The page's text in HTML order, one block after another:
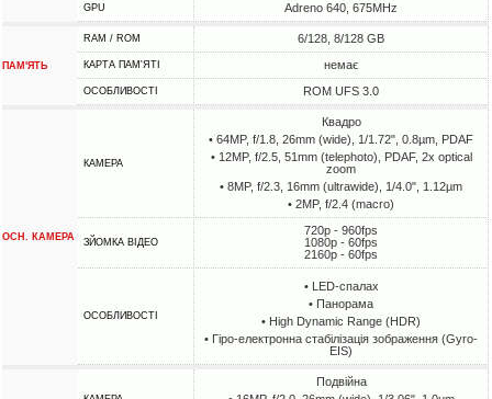
GPU Adreno 640, 675MHz
ПАМ'ЯТЬ
RAM / ROM 6/128, 8/128 GB
КАРТА ПАМ'ЯТІ немає
ОСОБЛИВОСТІ ROM UFS 3.0
ОСН. КАМЕРА
КАМЕРА
Квадро
• 64MP, f/1.8, 26mm (wide), 1/1.72", 0.8µm, PDAF
• 12MP, f/2.5, 51mm (telephoto), PDAF, 2x optical
zoom
• 8MP, f/2.3, 16mm (ultrawide), 1/4.0", 1.12µm
• 2MP, f/2.4 (macro)
ЗЙОМКА ВІДЕО
720p - 960fps
1080p - 60fps
2160p - 60fps
ОСОБЛИВОСТІ
• LED-спалах
• Панорама
• High Dynamic Range (HDR)
• Гіро-електронна стабілізація зображення (Gyro-
EIS)
Подвійна